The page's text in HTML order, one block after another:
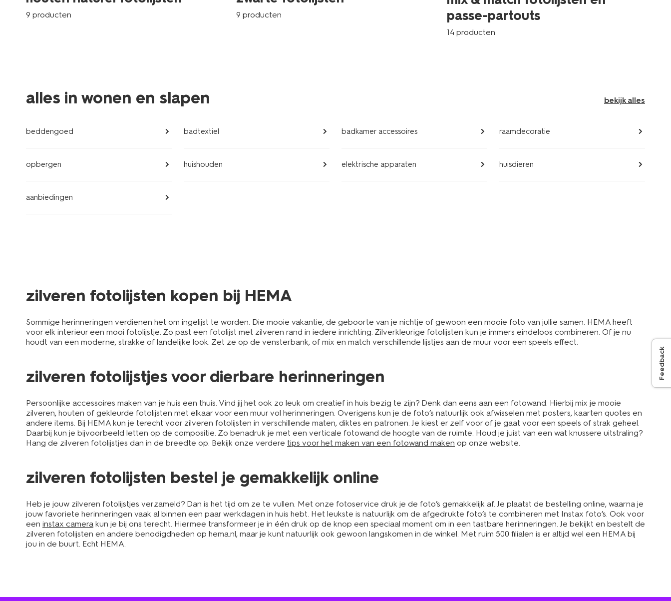
Feedback
9 producten 9 producten
passe-partouts
14 producten
alles in wonen en slapen bekijk alles
beddengoed badtextiel badkamer accessoires raamdecoratie
opbergen huishouden elektrische apparaten huisdieren
aanbiedingen
zilveren fotolijsten kopen bij HEMA
Sommige herinneringen verdienen het om ingelijst te worden. Die mooie vakantie, de geboorte van je nichtje of gewoon een mooie foto van jullie samen. HEMA heeft
voor elk interieur een mooi fotolijstje. Zo past een fotolijst met zilveren rand in iedere inrichting. Zilverkleurige fotolijsten kun je immers eindeloos combineren. Of je nu
houdt van een moderne, strakke of landelijke look. Zet ze op de vensterbank, of mix en match verschillende lijstjes aan de muur voor een speels effect.
zilveren fotolijstjes voor dierbare herinneringen
Persoonlijke accessoires maken van je huis een thuis. Vind jij het ook zo leuk om creatief in huis bezig te zijn? Denk dan eens aan een fotowand. Hierbij mix je mooie
zilveren, houten of gekleurde fotolijsten met elkaar voor een muur vol herinneringen. Overigens kun je de foto’s natuurlijk ook afwisselen met posters, kaarten quotes en
andere items. Bij HEMA kun je terecht voor zilveren fotolijsten in verschillende maten, diktes en patronen. Je kiest er zelf voor of je gaat voor een speels of strak geheel.
Daarbij kun je bijvoorbeeld letten op de compositie. Zo benadruk je met een verticale fotowand de hoogte van de ruimte. Houd je juist van een wat knussere uitstraling?
Hang de zilveren fotolijstjes dan in de breedte op. Bekijk onze verdere tips voor het maken van een fotowand maken op onze website.
zilveren fotolijsten bestel je gemakkelijk online
Heb je jouw zilveren fotolijstjes verzameld? Dan is het tijd om ze te vullen. Met onze fotoservice druk je de foto’s gemakkelijk af. Je plaatst de bestelling online, waarna je
jouw favoriete herinneringen vaak al binnen een paar werkdagen in huis hebt. Het leukste is natuurlijk om de afgedrukte foto’s te combineren met Instax foto’s. Ook voor
een instax camera kun je bij ons terecht. Hiermee transformeer je in één druk op de knop een speciaal moment om in een tastbare herinneringen. Je bekijkt en bestelt de
zilveren fotolijsten en andere benodigdheden op hema.nl, maar je kunt natuurlijk ook gewoon langskomen in de winkel. Met ruim 500 filialen is er altijd wel een HEMA bij
jou in de buurt. Echt HEMA.